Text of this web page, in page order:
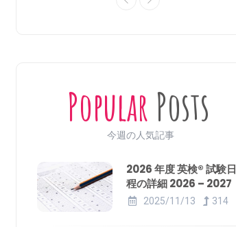
Popular Posts
今週の人気記事
2026 年度 英検® 試験日
程の詳細 2026 – 2027
2025/11/13 314